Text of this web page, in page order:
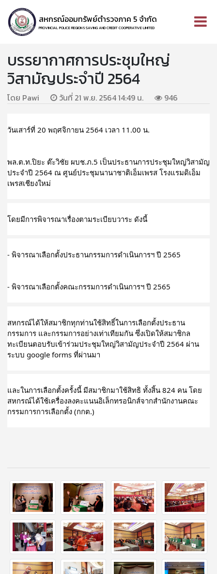
สหกรณ์ออมทรัพย์ตำรวจภาค 5 จำกัด
PROVINCIAL POLICE REGION 5 SAVING AND CREDIT COOPERATIVE LIMITED
บรรยากาศการประชุมใหญ่
วิสามัญประจำปี 2564
โดย Pawi วันที่ 21 พ.ย. 2564 14:49 น. 946
วันเสาร์ที่ 20 พฤศจิกายน 2564 เวลา 11.00 น.
พล.ต.ท.ปิยะ ต๊ะวิชัย ผบช.ภ.5 เป็นประธานการประชุมใหญ่วิสามัญ
ประจำปี 2564 ณ ศูนย์ประชุมนานาชาติเอ็มเพรส โรงแรมดิเอ็ม
เพรสเชียงใหม่
โดยมีการพิจารณาเรื่องตามระเบียบวาระ ดังนี้
- พิจารณาเลือกตั้งประธานกรรมการดำเนินการฯ ปี 2565
- พิจารณาเลือกตั้งคณะกรรมการดำเนินการฯ ปี 2565
สหกรณ์ได้ให้สมาชิกทุกท่านใช้สิทธิ์ในการเลือกตั้งประธาน
กรรมการ และกรรมการอย่างเท่าเทียมกัน ซึ่งเปิดให้สมาชิกล
ทะเบียนตอบรับเข้าร่วมประชุมใหญ่วิสามัญประจำปี 2564 ผ่าน
ระบบ google forms ที่ผ่านมา
และในการเลือกตั้งครั้งนี้ มีสมาชิกมาใช้สิทธิ ทั้งสิ้น 824 คน โดย
สหกรณ์ได้ใช้เครื่องลงคะแนนอิเล็กทรอนิกส์จากสำนักงานคณะ
กรรมการการเลือกตั้ง (กกต.)